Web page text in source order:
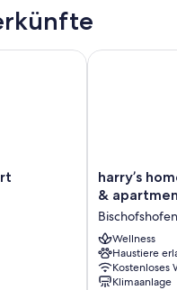
harry’s
home
Bischofshofen
hotel
&
apartments
Bischofshofen
harry’s
&
Bischofshofen
Wellness
Haustiere
Kostenloses
Klimaanlage
harry’s